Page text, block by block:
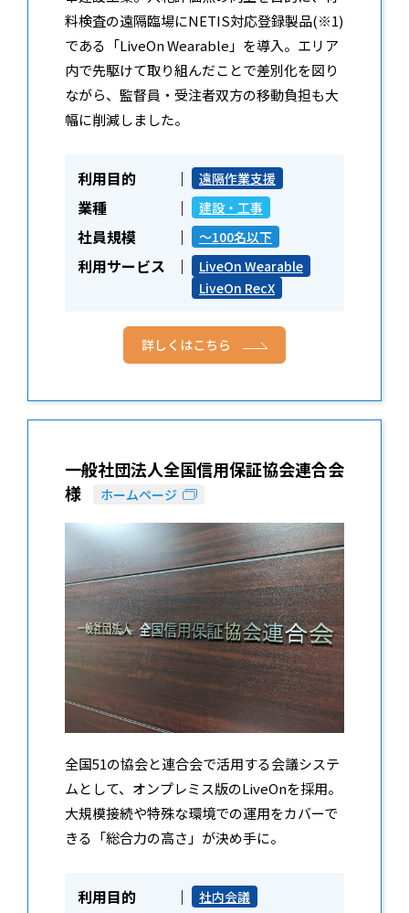
料検査の遠隔臨場にNETIS対応登録製品(※1)
である「LiveOn Wearable」を導入。エリア
内で先駆けて取り組んだことで差別化を図り
ながら、監督員・受注者双方の移動負担も大
幅に削減しました。
利用目的 遠隔作業支援
業種 建設・工事
社員規模 ～100名以下
利用サービス
LiveOn Wearable
LiveOn RecX
詳しくはこちら
一般社団法人全国信用保証協会連合会
様
ホームページ
全国51の協会と連合会で活用する会議システ
ムとして、オンプレミス版のLiveOnを採用。
大規模接続や特殊な環境での運用をカバーで
きる「総合力の高さ」が決め手に。
利用目的 社内会議